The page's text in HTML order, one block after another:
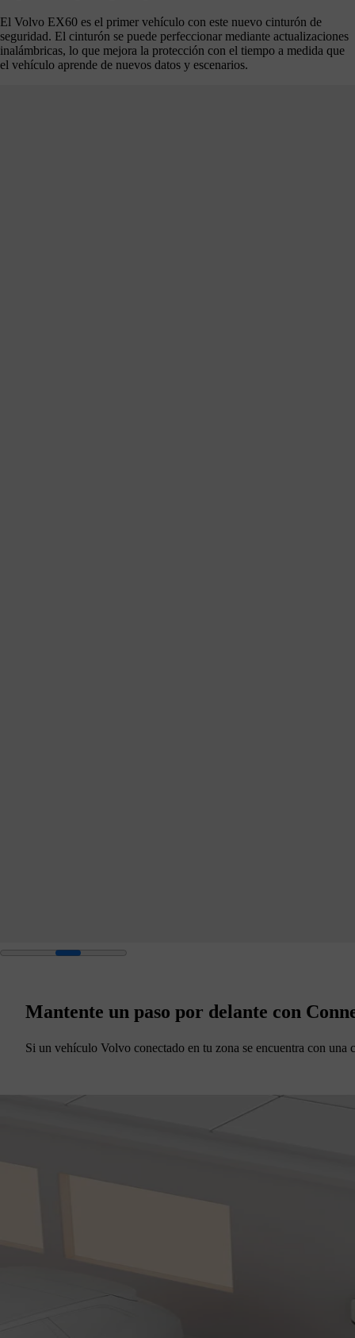
El Volvo EX60 es el primer vehículo con este nuevo cinturón de
seguridad. El cinturón se puede perfeccionar mediante actualizaciones
inalámbricas, lo que mejora la protección con el tiempo a medida que
el vehículo aprende de nuevos datos y escenarios.
Mantente un paso por delante con
Si un vehículo Volvo conectado en tu zona se encuentra con una